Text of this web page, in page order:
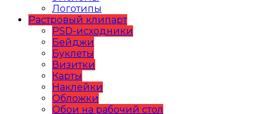
Логотипы
Растровый клипарт
PSD-исходники
Бейджи
Буклеты
Визитки
Карты
Наклейки
Обложки
Обои на рабочий стол